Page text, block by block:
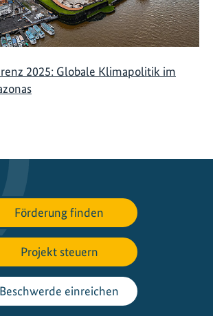
2025: Globale Klimapolitik im
Förderung finden
Projekt steuern
Beschwerde einreichen